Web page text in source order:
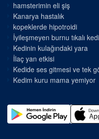
hamsterimin eli şiş
Kanarya hastalık
kopeklerde hipotroidi
İyileşmeyen burnu tıkalı
Kedinin kulağındaki yara
İlaç yan etkisi
Kedide ses gitmesi ve tek
Kedim kuru mama yemiyor